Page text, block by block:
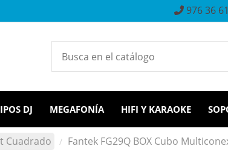
976 36
DJ MEGAFONÍA HIFI Y KARAOKE
Cuadrado Fantek FG29Q BOX Cubo